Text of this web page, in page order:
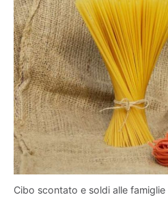
Cibo scontato e soldi alle famiglie